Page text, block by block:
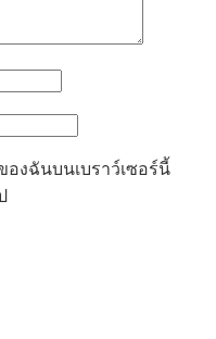
งฉันบนเบราว์เซอร์นี้